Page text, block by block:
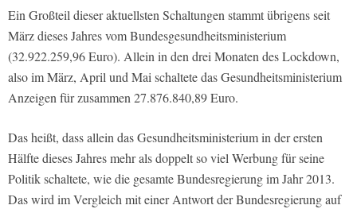
Ein Großteil dieser aktuellsten Schaltungen stammt übrigens seit
März dieses Jahres vom Bundesgesundheitsministerium
(32.922.259,96 Euro). Allein in den drei Monaten des Lockdown,
also im März, April und Mai schaltete das Gesundheitsministerium
Anzeigen für zusammen 27.876.840,89 Euro.
Das heißt, dass allein das Gesundheitsministerium in der ersten
Hälfte dieses Jahres mehr als doppelt so viel Werbung für seine
Politik schaltete, wie die gesamte Bundesregierung im Jahr 2013.
Das wird im Vergleich mit einer Antwort der Bundesregierung auf